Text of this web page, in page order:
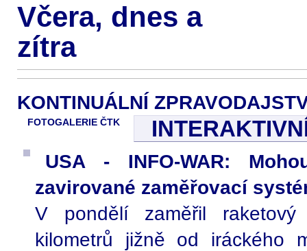
Včera, dnes a
zítra
KONTINUÁLNÍ
FOTOGALERIE ČTK
USA - INFO-WAR:
zavirované zaměřovací
V pondělí zaměřil
kilometrů jižně od iráckého